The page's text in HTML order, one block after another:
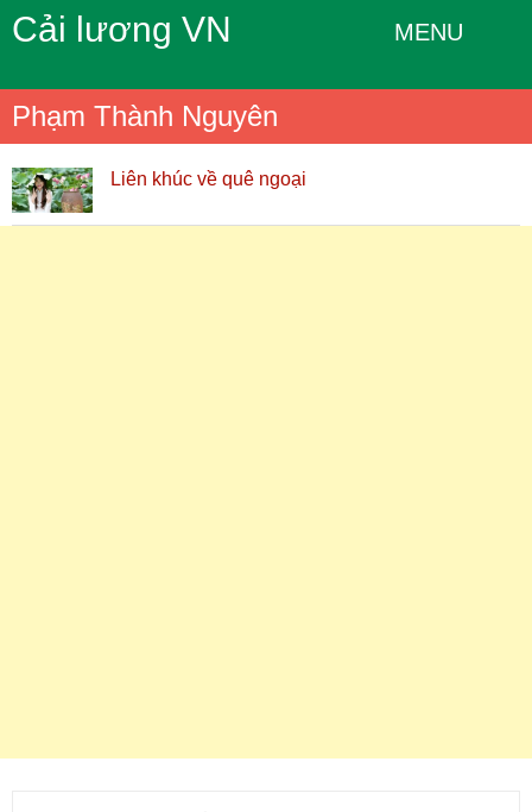
Cải lương VN MENU
Phạm Thành Nguyên
Liên khúc về quê ngoại